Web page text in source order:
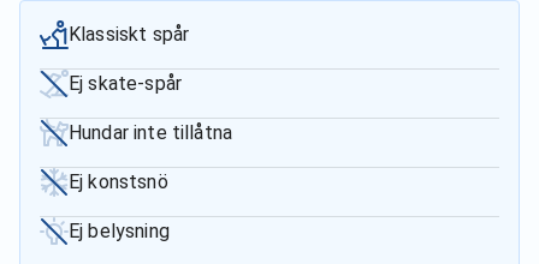
Klassiskt spår
Ej skate-spår
Hundar inte tillåtna
Ej konstsnö
Ej belysning